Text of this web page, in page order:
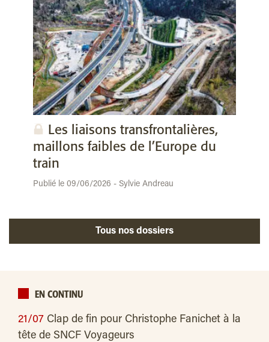
Les liaisons transfrontalières,
maillons faibles de l’Europe du
train
Publié le 09/06/2026 - Sylvie Andreau
Tous nos dossiers
EN CONTINU
21/07 Clap de fin pour Christophe Fanichet à la
tête de SNCF Voyageurs